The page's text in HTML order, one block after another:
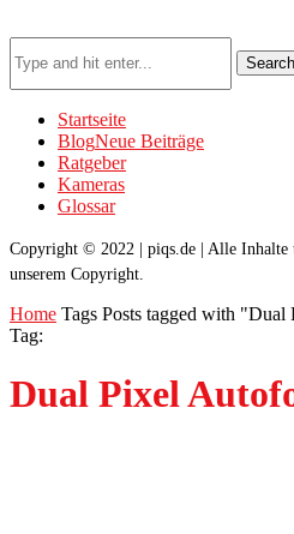
Search
Startseite
BlogNeue Beiträge
Ratgeber
Kameras
Glossar
Copyright © 2022 | piqs.de | Alle Inhalte
unserem Copyright.
Home Tags Posts tagged with
Tag:
Dual Pixel